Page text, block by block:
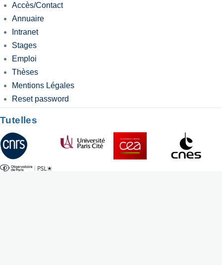
Accès/Contact
Annuaire
Intranet
Stages
Emploi
Thèses
Mentions Légales
Reset password
Tutelles